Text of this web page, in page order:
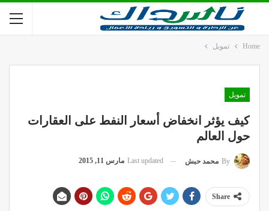
Home تمويل
تمويل
كيف يؤثر انخفاض أسعار النفط على العقارات
حول العالم
By محمد حبش Last updated مارس 11, 2015
Share